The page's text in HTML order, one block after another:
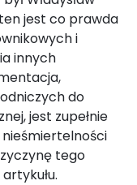
ten jest co prawda
i
innych
do
jest zupełnie
tego